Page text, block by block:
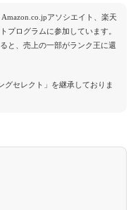
アソシエイト、楽天
プログラムに参加しています。
と、売上の一部がランク王に還
グセレクト」を継承しておりま